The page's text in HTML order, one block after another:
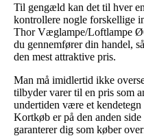
Til gengæld kan det til hver
kontrollere nogle forskellige
Thor Væglampe/Loftlampe
du gennemfører din handel,
den mest attraktive pris.
Man må imidlertid ikke
tilbyder varer til en pris som
undertiden være et
Kortkøb er på den anden
garanterer dig som køber